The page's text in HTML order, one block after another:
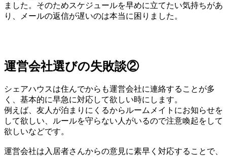
ました。そのためスケジュールを早めに立てたい気持ちがあ
り、メールの返信が遅いのは本当に困りました。
運営会社選びの失敗談②
シェアハウスは住んでからも運営会社に連絡することが多
く、基本的に早急に対応して欲しい時にします。
例えば、友人が泊まりにくるからルームメイトにお知らせを
して欲しい、ルールを守らない人がいるので注意喚起をして
欲しいなどです。
運営会社は入居者さんからの意見に素早く対応することで、